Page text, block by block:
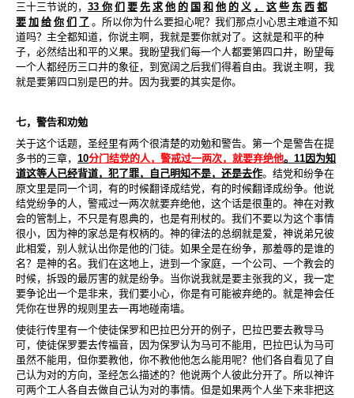
三十三节说的， 33 你 们 要 先 求 他 的 国 和 他 的 义 ， 这 些 东 西 都
要 加 给 你 们 了 。所以你为什么要担心呢？我们那点小心思主难道不知
道吗？主全都知道，你说主啊，我就是要你就对了。这就是和平的种
子，必然结出和平的义果。我盼望我们每一个人都要第四口井，盼望每
一个人都经历三口井的象征，到宽阔之后我们得着自由。我说主啊，我
就是要第四口别是巴的井。因为我要的其实是你。
七，警告和劝勉
关于这个话题，圣经里有两个很清楚的劝勉和警告。第一个是警告在提
多书的三章， 10分门结党的人，警戒过一两次，就要弃绝他。 11因为知
道这等人已经背道，犯了罪，自己明知不是，还是去作。结党和纷争在
原文里是同一个词，有的时候翻译成结党，有的时候翻译成纷争。他说
结党纷争的人，警戒过一两次就要弃绝他，这个话是很重的。神在对教
会的管制上，不只是有恩典的，也是有刑杖的。我们不要以为这个事情
很小，因为神的家总是有权柄的。神的律法的总纲就是爱，神说弟兄彼
此相爱，别人就认出你是他的门徒。如果全是在纷争，那羞辱的是谁的
名？是神的名。我们在这地上，进到一个家庭，一个公司、一个教会的
时候，拆毁的最厉害的就是纷争。当你说我就是要主张我的义，我一定
要争论出一个是非来，我们要小心，你是有可能被弃绝的。就是神会任
凭你在世界的规则里去一再地碰南墙。
使徒行传里有一个使徒保罗和巴拉巴分开的例子，巴拉巴要去教导马
可，使徒保罗要去传福音，因为保罗认为马可不能用，巴拉巴认为马可
虽然不能用，但你要教他，你不教他他怎么能用呢？他们各自看见了自
己认为对的方向，圣经怎么描述的？他说两个人彼此分开了。所以神许
可两个工人各自去做自己认为对的事情。但是如果两个人坐下来非把这